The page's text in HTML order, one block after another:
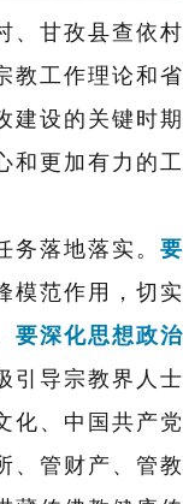
孜县查依村
工作理论和
设的关键时
和 更加有力的
务落地落实。
模范作用， 切
要深化思想政治
引导宗教界人
、中国共产
管财产、管